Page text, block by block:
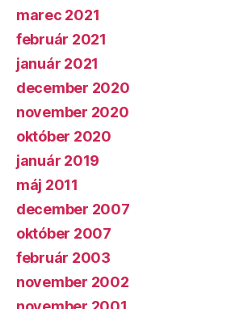
marec 2021
február 2021
január 2021
december 2020
november 2020
október 2020
január 2019
máj 2011
december 2007
október 2007
február 2003
november 2002